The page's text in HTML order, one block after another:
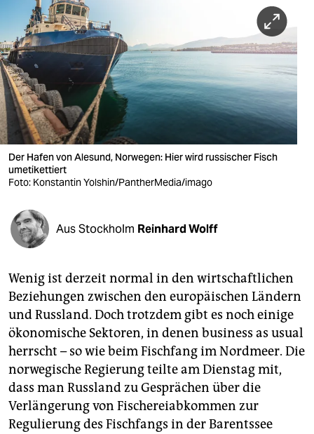
sport
berlin
nord
wahrheit
verlag
verlag
shop
fragen & hilfe
unterstützen
abo
genossenschaft
epaper login
Der Hafen von Alesund, Norwegen: Hier wird russischer Fisch
umetikettiert
Foto: Konstantin Yolshin/PantherMedia/imago
Aus Stockholm Reinhard Wolff
Wenig ist derzeit normal in den wirtschaftlichen
Beziehungen zwischen den europäischen Ländern
und Russland. Doch trotzdem gibt es noch einige
ökonomische Sektoren, in denen business as usual
herrscht – so wie beim Fischfang im Nordmeer. Die
norwegische Regierung teilte am Dienstag mit,
dass man Russland zu Gesprächen über die
Verlängerung von Fischereiabkommen zur
Regulierung des Fischfangs in der Barentssee